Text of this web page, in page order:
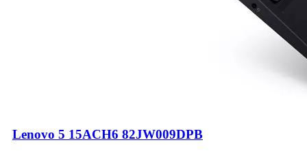
Lenovo 5 15ACH6 82JW009DPB